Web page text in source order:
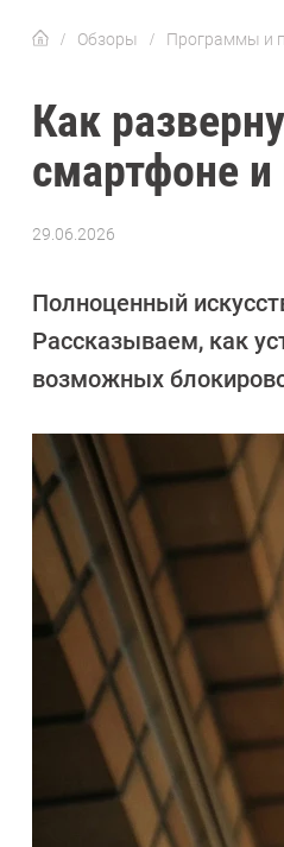
Обзоры Программы и
Как
смартфоне и
29.06.2026
Полноценный
Рассказываем, как
возможных